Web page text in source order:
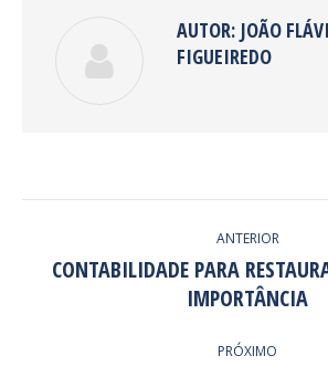
AUTOR: JOÃO
FIGUEIREDO
DE
ANTERIOR
Post
anterior:
CONTABILIDADE PARA
IMPORTÂNCIA
PRÓXIMO